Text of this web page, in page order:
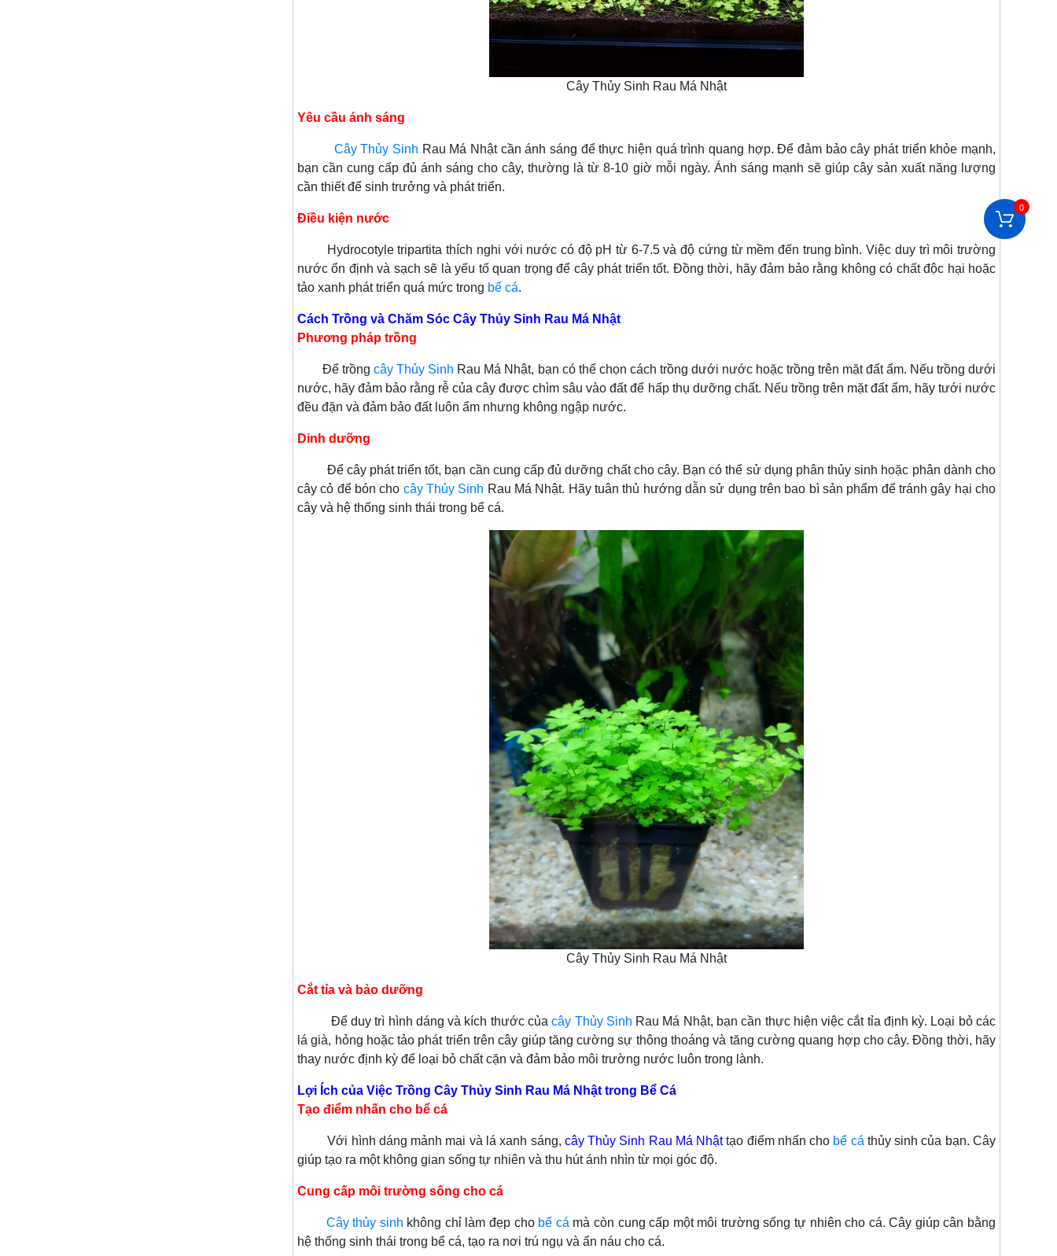
Cây Thủy Sinh Rau Má Nhật
Yêu cầu ánh sáng
Cây Thủy Sinh Rau Má Nhật cần ánh sáng để thực hiện quá trình quang hợp. Để đảm bảo cây phát triển khỏe mạnh,
bạn cần cung cấp đủ ánh sáng cho cây, thường là từ 8-10 giờ mỗi ngày. Ánh sáng mạnh sẽ giúp cây sản xuất năng lượng
cần thiết để sinh trưởng và phát triển.
Điều kiện nước
Hydrocotyle tripartita thích nghi với nước có độ pH từ 6-7.5 và độ cứng từ mềm đến trung bình. Việc duy trì môi trường
nước ổn định và sạch sẽ là yếu tố quan trọng để cây phát triển tốt. Đồng thời, hãy đảm bảo rằng không có chất độc hại hoặc
tảo xanh phát triển quá mức trong bể cá.
Cách Trồng và Chăm Sóc Cây Thủy Sinh Rau Má Nhật
Phương pháp trồng
Để trồngcây Thủy Sinh Rau Má Nhật, bạn có thể chọn cách trồng dưới nước hoặc trồng trên mặt đất ẩm. Nếu trồng dưới
nước, hãy đảm bảo rằng rễ của cây được chìm sâu vào đất để hấp thụ dưỡng chất. Nếu trồng trên mặt đất ẩm, hãy tưới nước
đều đặn và đảm bảo đất luôn ẩm nhưng không ngập nước.
Dinh dưỡng
Để cây phát triển tốt, bạn cần cung cấp đủ dưỡng chất cho cây. Bạn có thể sử dụng phân thủy sinh hoặc phân dành cho
cây cỏ để bón cho cây Thủy Sinh Rau Má Nhật. Hãy tuân thủ hướng dẫn sử dụng trên bao bì sản phẩm để tránh gây hại cho
cây và hệ thống sinh thái trong bể cá.
Cây Thủy Sinh Rau Má Nhật
Cắt tỉa và bảo dưỡng
Để duy trì hình dáng và kích thước củacây Thủy Sinh Rau Má Nhật, bạn cần thực hiện việc cắt tỉa định kỳ. Loại bỏ các
lá già, hỏng hoặc tảo phát triển trên cây giúp tăng cường sự thông thoáng và tăng cường quang hợp cho cây. Đồng thời, hãy
thay nước định kỳ để loại bỏ chất cặn và đảm bảo môi trường nước luôn trong lành.
Lợi Ích của Việc Trồng Cây Thủy Sinh Rau Má Nhật trong Bể Cá
Tạo điểm nhấn cho bể cá
Với hình dáng mảnh mai và lá xanh sáng, cây Thủy Sinh Rau Má Nhậttạo điểm nhấn cho bể cá thủy sinh của bạn. Cây
giúp tạo ra một không gian sống tự nhiên và thu hút ánh nhìn từ mọi góc độ.
Cung cấp môi trường sống cho cá
Cây thủy sinh không chỉ làm đẹp cho bể cá mà còn cung cấp một môi trường sống tự nhiên cho cá. Cây giúp cân bằng
hệ thống sinh thái trong bể cá, tạo ra nơi trú ngụ và ẩn náu cho cá.
0